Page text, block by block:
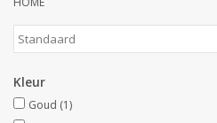
Geschenkartikelen
Inpakmaterialen
Kleur
Goud (1)